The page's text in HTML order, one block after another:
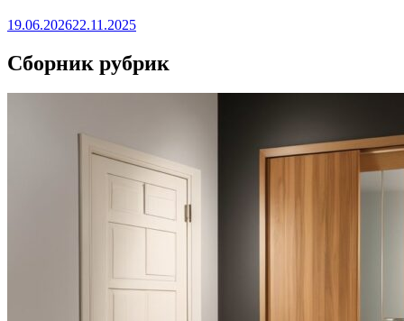
19.06.202622.11.2025
Сборник рубрик